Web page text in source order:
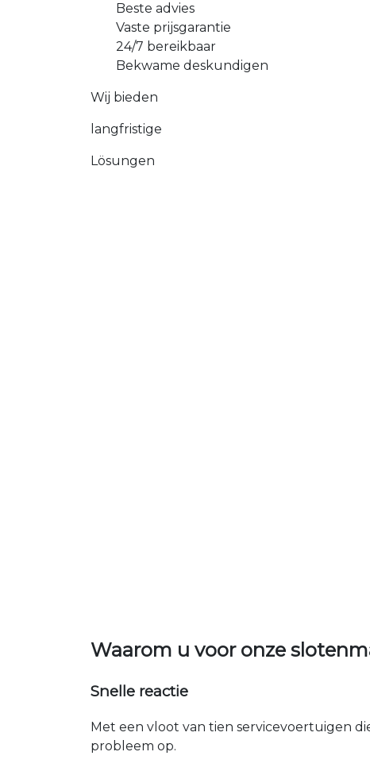
Beste advies
Vaste prijsgarantie
24/7 bereikbaar
Bekwame deskundigen
Wij bieden
langfristige
Lösungen
Waarom u voor onze
Snelle reactie
Met een vloot van tien servicevoertuigen
probleem op.